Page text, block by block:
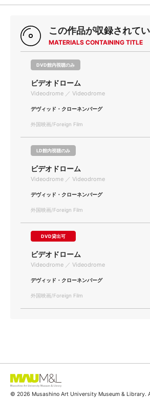
この作品が収録されて
MATERIALS CONTAINING TITLE
DVD館内視聴のみ
ビデオドローム
Videodrome ／ Videodrome
デヴィッド・クローネンバーグ
外国映画/Foreign Film
LD館内視聴のみ
ビデオドローム
Videodrome ／ Videodrome
デヴィッド・クローネンバーグ
外国映画/Foreign Film
DVD貸出可
ビデオドローム
Videodrome ／ Videodrome
デヴィッド・クローネンバーグ
外国映画/Foreign Film
© 2026 Musashino Art University Museum & Library.